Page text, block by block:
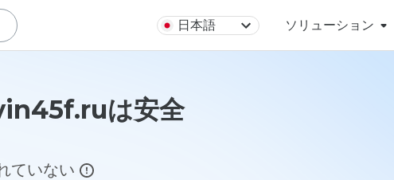
日本語 ソリューション
は安全
ていない